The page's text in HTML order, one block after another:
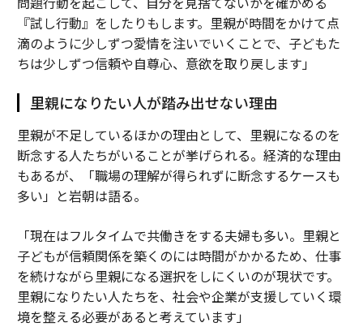
『試し行動』をしたりもします。里親が時間をかけて点
滴のように少しずつ愛情を注いでいくことで、子どもた
ちは少しずつ信頼や自尊心、意欲を取り戻します」
里親になりたい人が踏み出せない理由
里親が不足しているほかの理由として、里親になるのを
断念する人たちがいることが挙げられる。経済的な理由
もあるが、「職場の理解が得られずに断念するケースも
多い」と岩朝は語る。
「現在はフルタイムで共働きをする夫婦も多い。里親と
子どもが信頼関係を築くのには時間がかかるため、仕事
を続けながら里親になる選択をしにくいのが現状です。
里親になりたい人たちを、社会や企業が支援していく環
境を整える必要があると考えています」